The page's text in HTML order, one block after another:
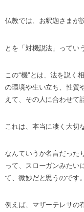
仏教では、お釈迦さまが
とを「対機説法」ってい
この“機”とは、法を説く
の環境や生い立ち、性質
えて、その人に合わせて
これは、本当に凄く大切
なんていうか名言だった
って、スローガンみたい
て、微妙だと思うのです。
例えば、マザーテレサの